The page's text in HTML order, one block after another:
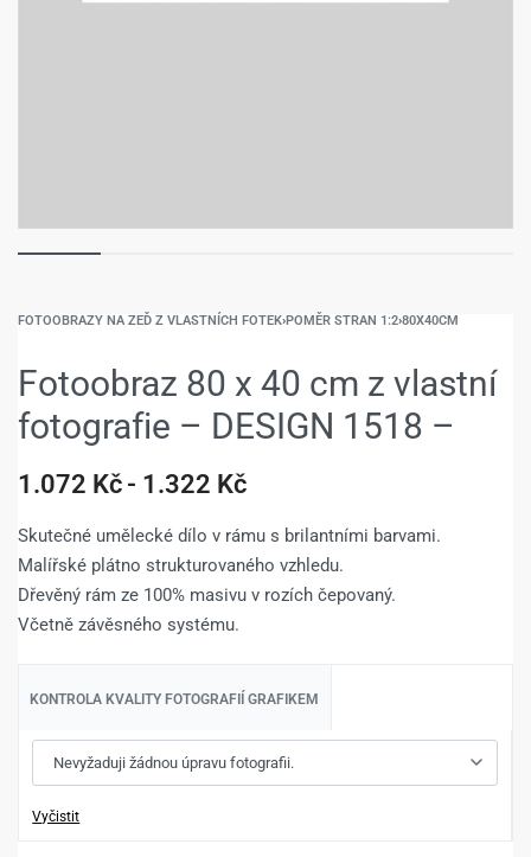
FOTOOBRAZY NA ZEĎ Z VLASTNÍCH FOTEK›POMĚR STRAN 1:2›80X40CM
Fotoobraz 80 x 40 cm z vlastní
fotografie – DESIGN 1518 –
1.072 Kč 1.322 Kč
Skutečné umělecké dílo v rámu s brilantními barvami.
Malířské plátno strukturovaného vzhledu.
Dřevěný rám ze 100% masivu v rozích čepovaný.
Včetně závěsného systému.
KONTROLA KVALITY FOTOGRAFIÍ GRAFIKEM
Vyčistit